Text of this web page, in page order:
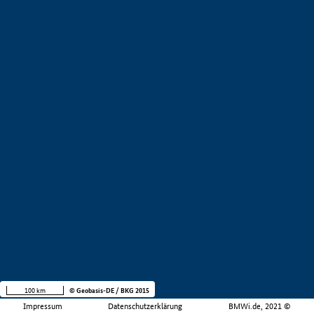
Impressum Datenschutzerklärung BMWi.de, 2021 ©
100 km © Geobasis-DE / BKG 2015